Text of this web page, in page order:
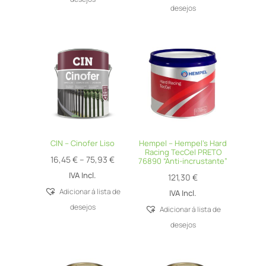
desejos
CIN – Cinofer Liso
16,45€ – 75,93€Price
16,45 €
IVA Incl.
Adicionar á lista de
desejos
Hempel – Hempel’s Hard
Racing TecCel PRETO
76890 “Anti-incrustante”
121,30€
IVA Incl.
Adicionar á lista de
desejos